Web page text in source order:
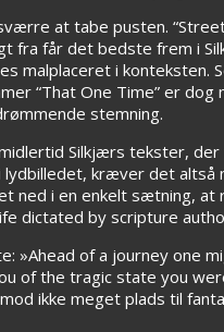
at tabe pusten.
får det bedste frem i
malplaceret i
“That One Time” er
stemning.
Silkjærs tekster,
lydbilledet, kræver det
ned i en enkelt sætning,
dictated by scripture
»Ahead of a journey one
of the tragic state you
ikke meget plads til